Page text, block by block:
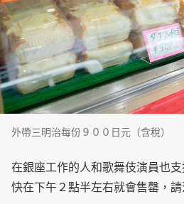
外帶三明治每份９００日元（含稅）
在銀座工作的人和歌舞伎演員也
快在下午２點半左右就會售罄，請